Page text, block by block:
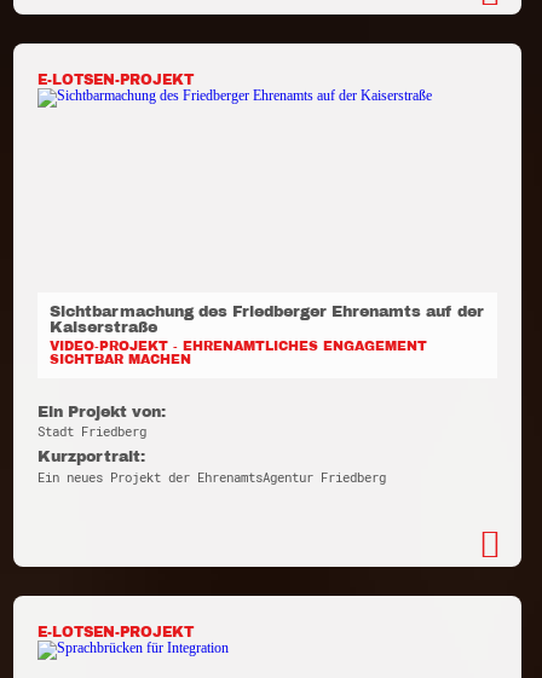
E-LOTSEN-PROJEKT
Sichtbarmachung des Friedberger Ehrenamts auf der
Kaiserstraße
VIDEO-PROJEKT - EHRENAMTLICHES ENGAGEMENT
SICHTBAR MACHEN
Ein Projekt von:
Stadt Friedberg
Kurzportrait:
Ein neues Projekt der EhrenamtsAgentur Friedberg
E-LOTSEN-PROJEKT